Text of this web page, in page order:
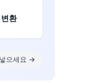
환
으세요 →